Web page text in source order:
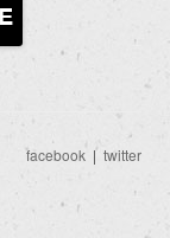
facebook | twitter